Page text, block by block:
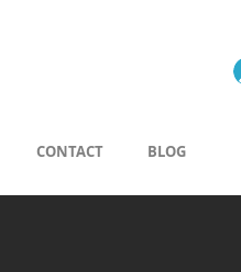
CONTACT BLOG